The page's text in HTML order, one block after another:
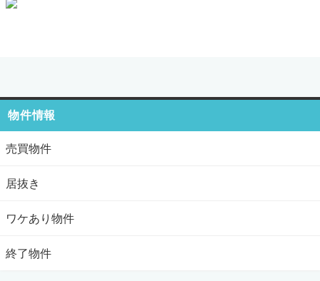
物件情報
売買物件
居抜き
ワケあり物件
終了物件